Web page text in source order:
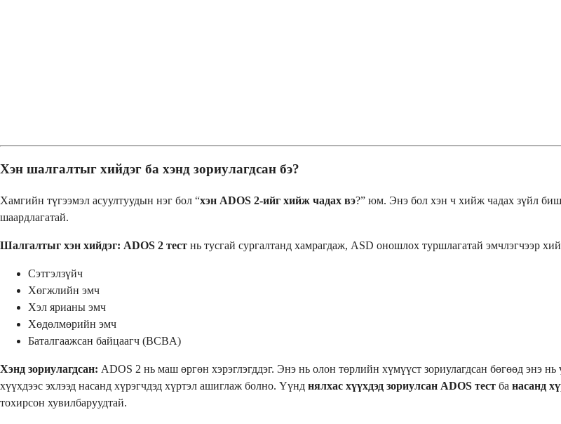
Хэн шалгалтыг хийдэг ба хэнд зориулагдсан бэ?
Хамгийн түгээмэл асуултуудын нэг бол “хэн ADOS 2-ийг хийж чадах вэ?” юм. Энэ бол хэн ч хийж чадах зүйл
шаардлагатай.
Шалгалтыг хэн хийдэг: ADOS 2 тест нь тусгай сургалтанд хамрагдаж, ASD оношлох туршлагатай эмчлэгчээр
Сэтгэлзүйч
Хөгжлийн эмч
Хэл ярианы эмч
Хөдөлмөрийн эмч
Баталгаажсан байцаагч (BCBA)
Хэнд зориулагдсан: ADOS 2 нь маш өргөн хэрэглэгддэг. Энэ нь олон төрлийн хүмүүст зориулагдсан бөгөөд энэ
хүүхдээс эхлээд насанд хүрэгчдэд хүртэл ашиглаж болно. Үүнд нялхас хүүхдэд зориулсан ADOS тест ба насанд
тохирсон хувилбаруудтай.